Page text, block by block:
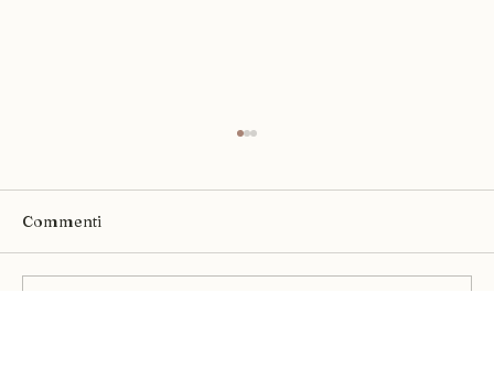
Commenti